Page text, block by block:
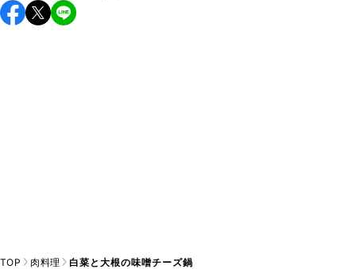
A
ンの味付けとして使用している場合は省くと味がぼやける可
能性があるため、
TOP 肉料理 白菜と大根の味噌チーズ鍋